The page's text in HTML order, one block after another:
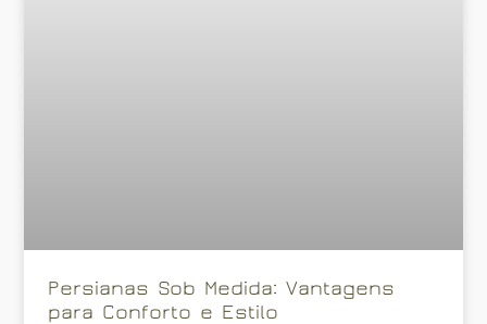
Persianas Sob Medida: Vantagens
para Conforto e Estilo